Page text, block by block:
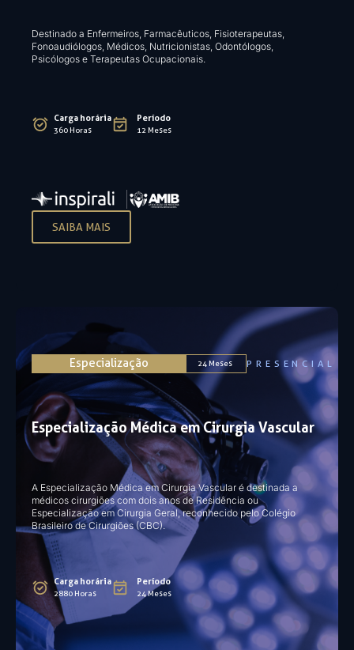
Destinado a Enfermeiros, Farmacêuticos, Fisioterapeutas,
Fonoaudiólogos, Médicos, Nutricionistas, Odontólogos,
Psicólogos e Terapeutas Ocupacionais​.
Carga horária
360 Horas
Período
12 Meses
SAIBA MAIS
Especialização Médica em Cirurgia Vascular
A Especialização Médica em Cirurgia Vascular é destinada a
médicos cirurgiões com dois anos de Residência ou
Especialização em Cirurgia Geral, reconhecido pelo Colégio
Brasileiro de Cirurgiões (CBC).
Carga horária
2880 Horas
Período
24 Meses
Especialização 24 Meses PRESENCIAL